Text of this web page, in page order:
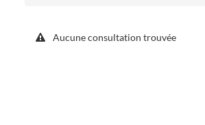
Aucune consultation trouvée